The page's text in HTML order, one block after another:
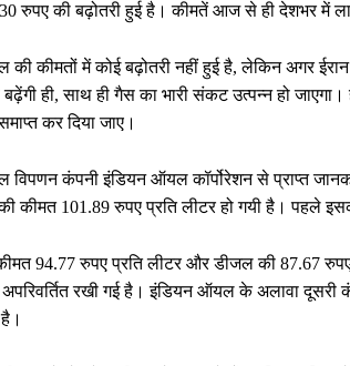
रुपए की बढ़ोतरी हुई है। कीमतें आज से ही देशभर में
की कीमतों में कोई बढ़ोतरी नहीं हुई है, लेकिन अगर
ही, साथ ही गैस का भारी संकट उत्पन्न हो
कर दिया जाए।
कंपनी इंडियन ऑयल कॉर्पोरेशन से प्राप्त
कीमत 101.89 रुपए प्रति लीटर हो गयी है। पहले
94.77 रुपए प्रति लीटर और डीजल की 87.67
रखी गई है। इंडियन ऑयल के अलावा दूसरी